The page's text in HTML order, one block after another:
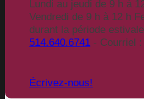
Lundi au jeudi de 9 h à
Vendredi de 9 h à 12 h
durant la période
514.640.6741 - Courriel :
Écrivez-nous!